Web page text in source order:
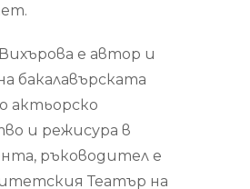
е автор и
бакалавърската
актьорско
и режисура в
ръководител е
Театър на